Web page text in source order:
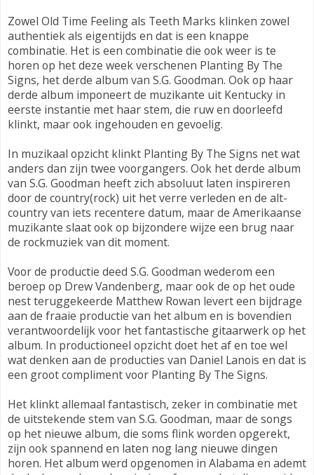
Zowel Old Time Feeling als Teeth Marks klinken zowel
authentiek als eigentijds en dat is een knappe
combinatie. Het is een combinatie die ook weer is te
horen op het deze week verschenen Planting By The
Signs, het derde album van S.G. Goodman. Ook op haar
derde album imponeert de muzikante uit Kentucky in
eerste instantie met haar stem, die ruw en doorleefd
klinkt, maar ook ingehouden en gevoelig.
In muzikaal opzicht klinkt Planting By The Signs net wat
anders dan zijn twee voorgangers. Ook het derde album
van S.G. Goodman heeft zich absoluut laten inspireren
door de country(rock) uit het verre verleden en de alt-
country van iets recentere datum, maar de Amerikaanse
muzikante slaat ook op bijzondere wijze een brug naar
de rockmuziek van dit moment.
Voor de productie deed S.G. Goodman wederom een
beroep op Drew Vandenberg, maar ook de op het oude
nest teruggekeerde Matthew Rowan levert een bijdrage
aan de fraaie productie van het album en is bovendien
verantwoordelijk voor het fantastische gitaarwerk op het
album. In productioneel opzicht doet het af en toe wel
wat denken aan de producties van Daniel Lanois en dat is
een groot compliment voor Planting By The Signs.
Het klinkt allemaal fantastisch, zeker in combinatie met
de uitstekende stem van S.G. Goodman, maar de songs
op het nieuwe album, die soms flink worden opgerekt,
zijn ook spannend en laten nog lang nieuwe dingen
horen. Het album werd opgenomen in Alabama en ademt